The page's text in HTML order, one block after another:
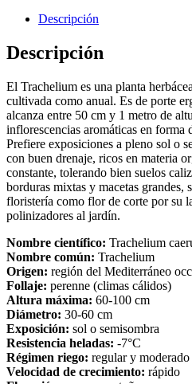
Descripción
Descripción
El Trachelium es una planta
cultivada como anual. Es de porte
alcanza entre 50 cm y 1 metro de
inflorescencias aromáticas en forma
Prefiere exposiciones a pleno sol o
con buen drenaje, ricos en materia
constante, tolerando bien suelos
borduras mixtas y macetas grandes,
floristería como flor de corte por su
polinizadores al jardín.
Nombre científico: Trachelium
Nombre común: Trachelium
Origen: región del Mediterráneo
Follaje: perenne (climas cálidos)
Altura máxima: 60-100 cm
Diámetro: 30-60 cm
Exposición: sol o semisombra
Resistencia heladas: -7°C
Régimen riego: regular y moderado
Velocidad de crecimiento: rápido